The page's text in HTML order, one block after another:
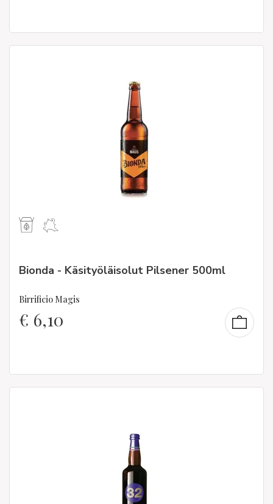
Bionda - Käsityöläisolut Pilsener 500ml
Birrificio Magis
€ 6,10